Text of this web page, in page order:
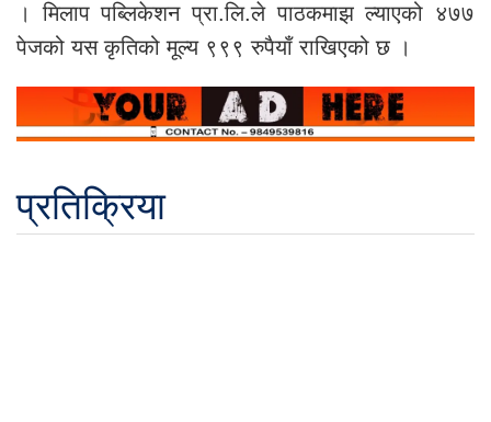
। मिलाप पब्लिकेशन प्रा.लि.ले पाठकमाझ ल्याएको ४७७
पेजको यस कृतिको मूल्य ९९९ रुपैयाँ राखिएको छ ।
प्रतिक्रिया